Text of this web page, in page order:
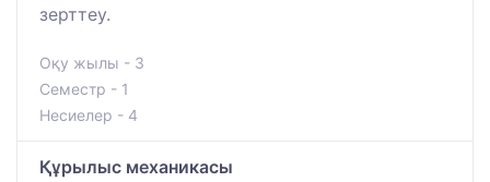
зерттеу.
Оқу жылы - 3
Семестр - 1
Несиелер - 4
Құрылыс механикасы